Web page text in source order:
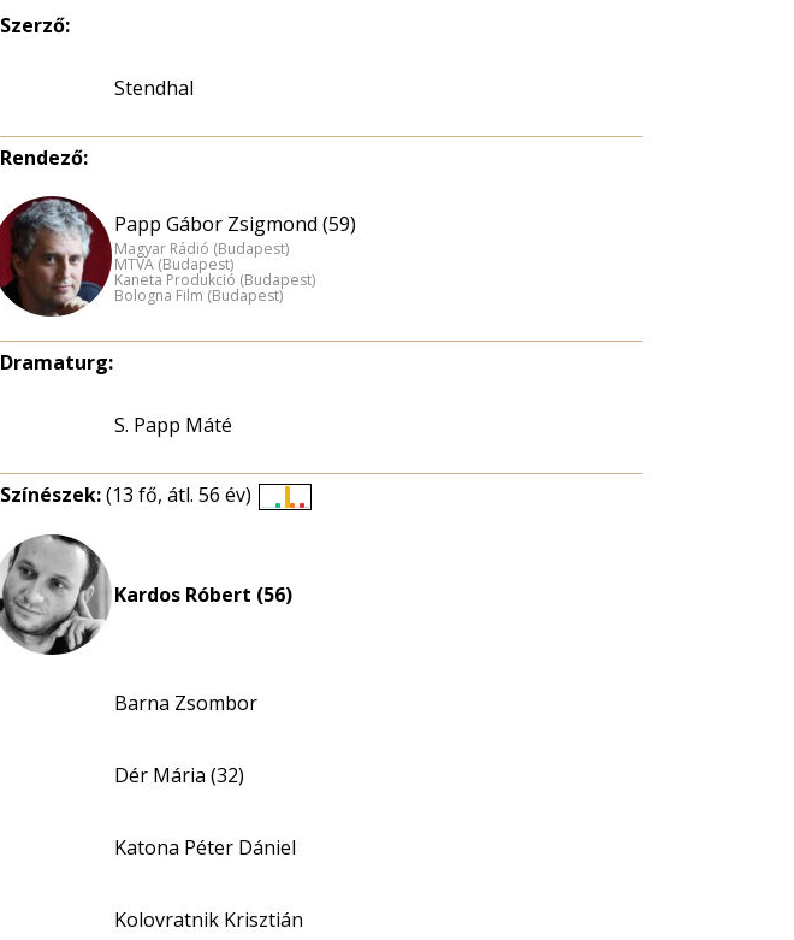
Szerző:
Stendhal
Rendező:
Papp Gábor Zsigmond (59)
Magyar Rádió (Budapest)
MTVA (Budapest)
Kaneta Produkció (Budapest)
Bologna Film (Budapest)
Dramaturg:
S. Papp Máté
Színészek:(13 fő, átl. 56 év)
Kardos Róbert (56)
Barna Zsombor
Dér Mária (32)
Katona Péter Dániel
Kolovratnik Krisztián